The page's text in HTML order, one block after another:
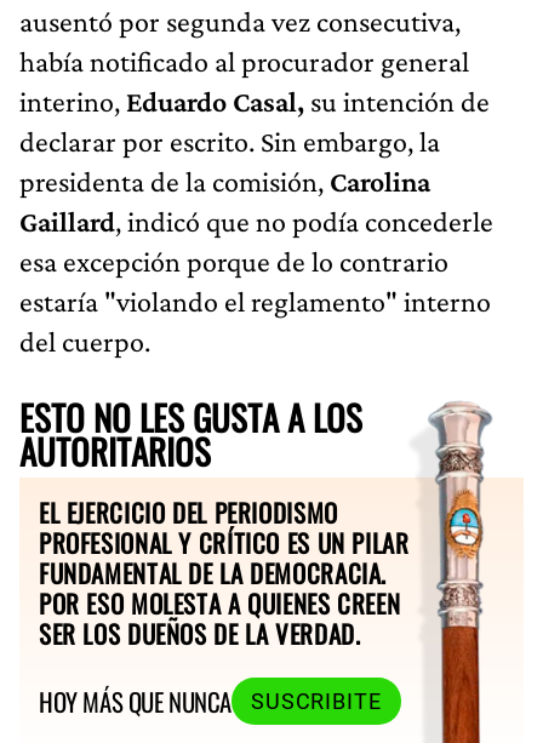
ausentó por segunda vez consecutiva,
había notificado al procurador general
interino, Eduardo Casal, su intención de
declarar por escrito. Sin embargo, la
presidenta de la comisión, Carolina
Gaillard, indicó que no podía concederle
esa excepción porque de lo contrario
estaría "violando el reglamento" interno
del cuerpo.
ESTO NO LES GUSTA A LOS
AUTORITARIOS
EL EJERCICIO DEL PERIODISMO
PROFESIONAL Y CRÍTICO ES UN PILAR
FUNDAMENTAL DE LA DEMOCRACIA.
POR ESO MOLESTA A QUIENES CREEN
SER LOS DUEÑOS DE LA VERDAD.
HOY MÁS QUE NUNCA
SUSCRIBITE